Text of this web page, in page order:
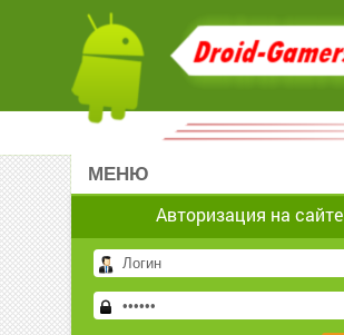
МЕНЮ
Авторизация на сайте